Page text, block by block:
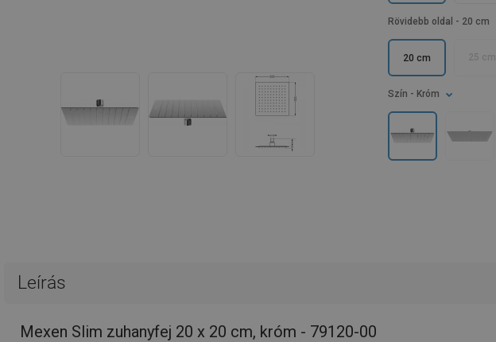
Rövidebb oldal - 20 cm
20 cm 25 cm
Szín - Króm
Leírás
Mexen Slim zuhanyfej 20 x 20 cm, króm - 79120-00